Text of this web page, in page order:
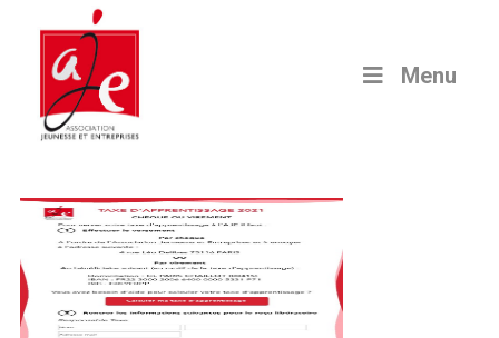
Menu